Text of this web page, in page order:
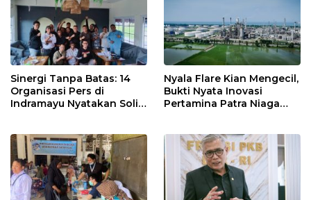
Sinergi Tanpa Batas: 14
Organisasi Pers di
Indramayu Nyatakan Solid
Nyala Flare Kian Mengecil,
Bukti Nyata Inovasi
Pertamina Patra Niaga